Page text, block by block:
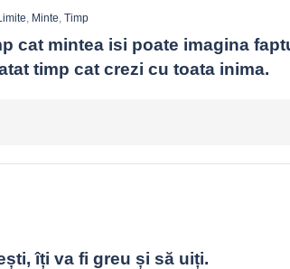
Minte Timp
cat mintea isi poate imagina
timp cat crezi cu toata inima.
îți va fi greu și să uiți.